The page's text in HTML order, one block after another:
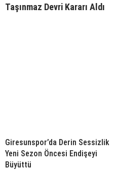
Taşınmaz Devri Kararı Aldı
Giresunspor’da Derin Sessizlik
Yeni Sezon Öncesi Endişeyi
Büyüttü